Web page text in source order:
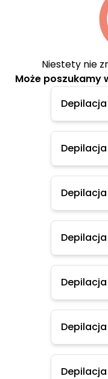
Niestety nie
Może poszukamy
Depilacja